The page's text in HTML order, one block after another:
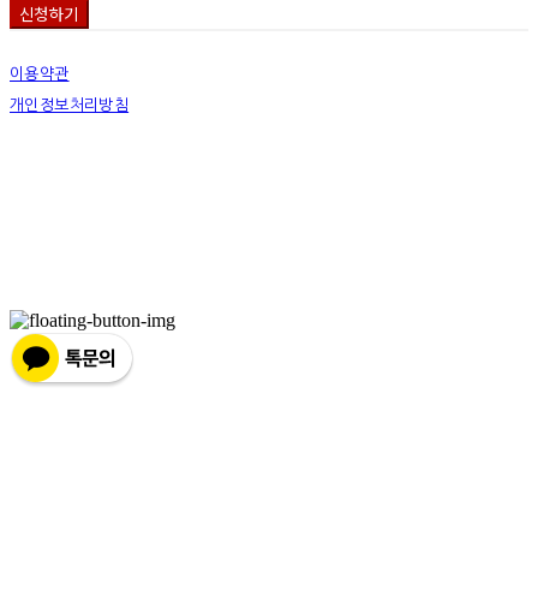
신청하기
이용약관
개인정보처리방침